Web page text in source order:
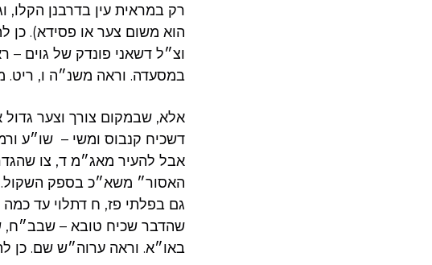
רק במראית עין בדרבנן
הוא משום צער או פסידא). כן
וצ״ל דשאני פונדק של גוים –
במסעדה. וראה משנ״ה ו, ריט.
אלא, שבמקום צורך וצער גדול
דשכיח קנבוס ומשי – שו״ע
אבל להעיר מאג״מ ד, צו
האסור״ משא״כ בספק השקול.
גם בפלתי פז, ח דתלוי עד כמה
שהדבר שכיח טובא – שבב״ח,
באו״א. וראה ערוה״ש שם. כן